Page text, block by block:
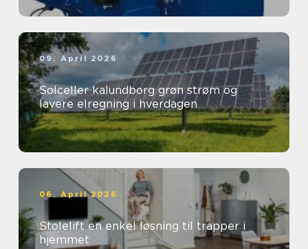
09. April 2026
Solceller kalundborg grøn strøm og
lavere elregning i hverdagen
06. April 2026
Stolelift en enkel løsning til trapper i
hjemmet